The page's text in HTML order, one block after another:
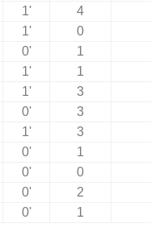
1' 4
1' 0
0' 1
1' 1
1' 3
0' 3
1' 3
0' 1
0' 0
0' 2
0' 1